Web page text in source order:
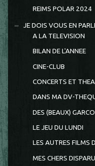
REIMS POLAR 2024
JE DOIS VOUS EN
A LA TELEVISION
BILAN DE L'ANNEE
CINE-CLUB
CONCERTS ET
DANS MA DV-
DES (BEAUX)
LE JEU DU LUNDI
LES AUTRES FILMS
MES CHERS